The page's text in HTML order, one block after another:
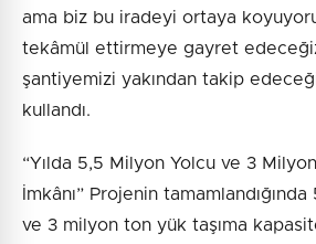
ama biz bu iradeyi ortaya
tekâmül ettirmeye gayret
şantiyemizi yakından takip
kullandı.
“Yılda 5,5 Milyon Yolcu ve 3
İmkânı” Projenin
ve 3 milyon ton yük taşıma